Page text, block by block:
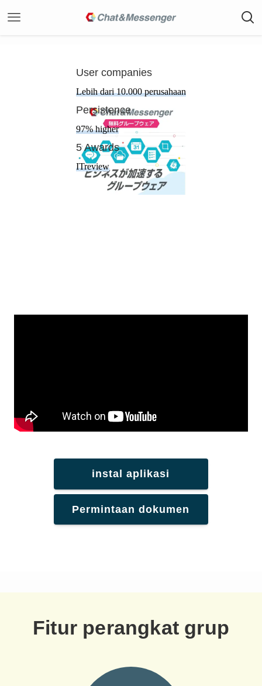
User companies
Lebih dari 10.000 perusahaan
Persistence
97% higher
5 Awards
ITreview
instal aplikasi
Permintaan dokumen
Fitur perangkat grup